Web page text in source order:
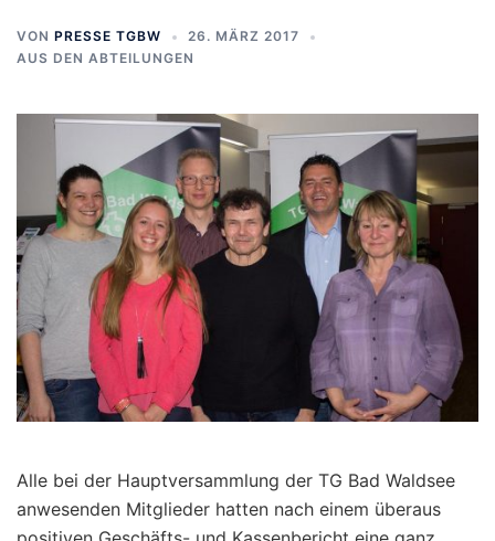
VON PRESSE TGBW
26. MÄRZ 2017
AUS DEN ABTEILUNGEN
Alle bei der Hauptversammlung der TG Bad Waldsee
anwesenden Mitglieder hatten nach einem überaus